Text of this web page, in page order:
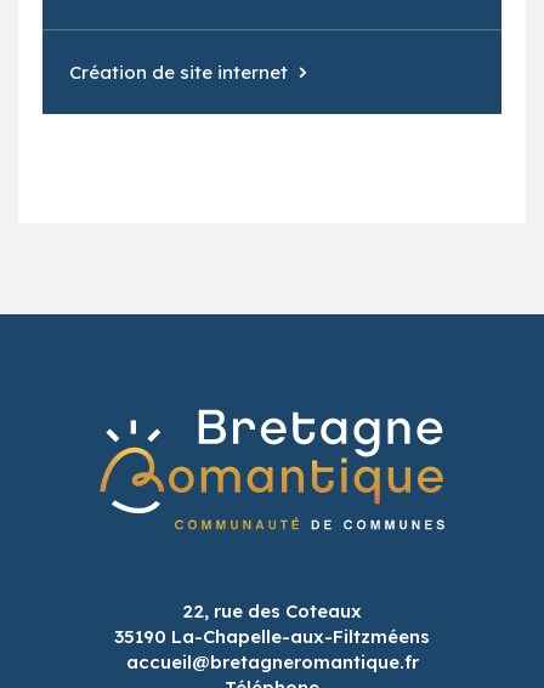
Création de site internet
22, rue des Coteaux
35190 La-Chapelle-aux-Filtzméens
accueil@bretagneromantique.fr